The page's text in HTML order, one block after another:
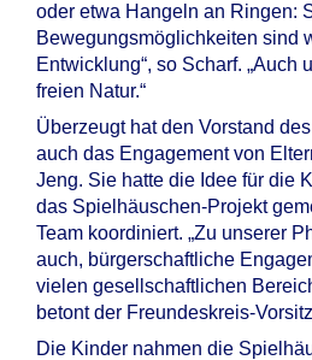
oder etwa Hangeln an Ringen:
Bewegungsmöglichkeiten sind
Entwicklung“, so Scharf. „Auch
freien Natur.“
Überzeugt hat den Vorstand
auch das Engagement von
Jeng. Sie hatte die Idee für die
das Spielhäuschen-Projekt
Team koordiniert. „Zu unserer
auch, bürgerschaftliche
vielen gesellschaftlichen
betont der Freundeskreis-
Die Kinder nahmen die